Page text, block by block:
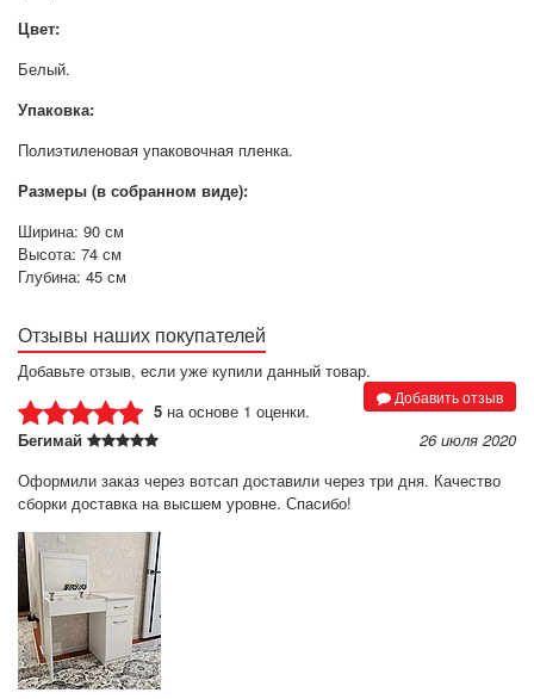
Цвет:
Белый.
Упаковка:
Полиэтиленовая упаковочная пленка.
Размеры (в собранном виде):
Ширина: 90 см
Высота: 74 см
Глубина: 45 см
Отзывы наших покупателей
Добавьте отзыв, если уже купили данный товар.
Добавить отзыв
5 на основе 1 оценки.
Бегимай
26 июля 2020
Оформили заказ через вотсап доставили через три дня. Качество
сборки доставка на высшем уровне. Спасибо!